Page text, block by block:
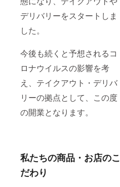
デリバリーをスタートしま
した。
今後も続くと予想されるコ
ロナウイルスの影響を考
え、テイクアウト・デリバ
リーの拠点として、この度
の開業となります。
私たちの商品・お店のこ
だわり